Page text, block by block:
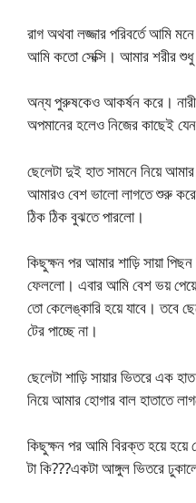
রাগ অথবা লজ্জার পরিবর্তে আমি
আমি কতো সেক্সি। আমার শরীর শুধু
অন্য পুরুষকেও আকর্ষন করে। নারী
অপমানের হলেও নিজের কাছেই
ছেলেটা দুই হাত সামনে নিয়ে
আমারও বেশ ভালো লাগতে শুরু
ঠিক ঠিক বুঝতে পারলো।
কিছুক্ষন পর আমার শাড়ি সায়া
ফেললো। এবার আমি বেশ ভয়
তো কেলেঙ্কারি হয়ে যাবে। তবে
টের পাচ্ছে না।
ছেলেটা শাড়ি সায়ার ভিতরে এক
নিয়ে আমার হোগার বাল হাতাতে
কিছুক্ষন পর আমি বিরক্ত হয়ে হয়ে
টা কি???একটা আঙ্গুল ভিতরে